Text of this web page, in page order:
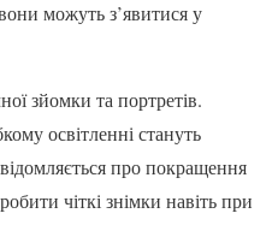
можуть з’явитися у
зйомки та портретів.
освітленні стануть
про покращення
чіткі знімки навіть при